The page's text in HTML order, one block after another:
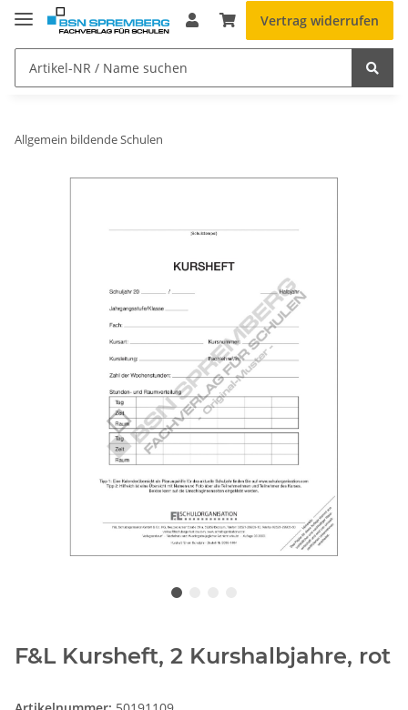
Vertrag widerrufen
Allgemein bildende Schulen
F&L Kursheft, 2 Kurshalbjahre, rot